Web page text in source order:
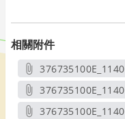
相關附件